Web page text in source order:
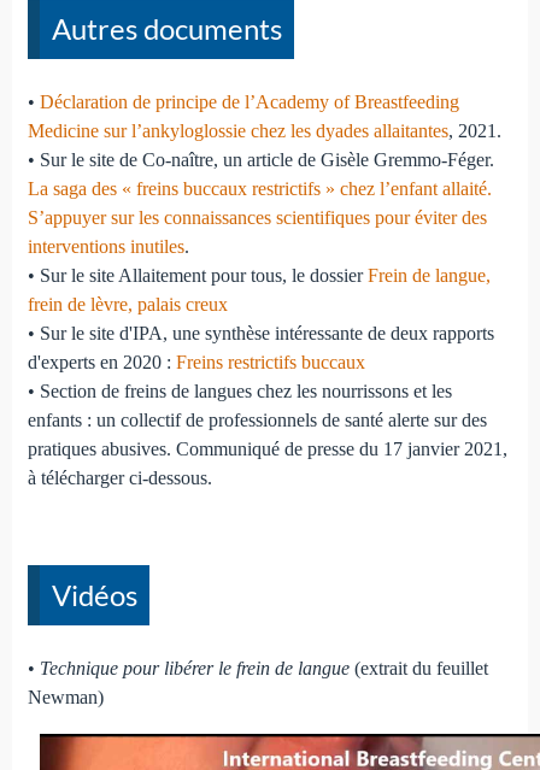
Autres documents
• Déclaration de principe de l’Academy of Breastfeeding
Medicine sur l’ankyloglossie chez les dyades allaitantes, 2021.
• Sur le site de Co-naître, un article de Gisèle Gremmo-Féger.
La saga des « freins buccaux restrictifs » chez l’enfant allaité.
S’appuyer sur les connaissances scientifiques pour éviter des
interventions inutiles.
• Sur le site Allaitement pour tous, le dossierFrein de langue,
frein de lèvre, palais creux
• Sur le site d'IPA, une synthèse intéressante de deux rapports
d'experts en 2020 : Freins restrictifs buccaux
• Section de freins de langues chez les nourrissons et les
enfants : un collectif de professionnels de santé alerte sur des
pratiques abusives. Communiqué de presse du 17 janvier 2021,
à télécharger ci-dessous.
Vidéos
• Technique pour libérer le frein de langue(extrait du feuillet
Newman)